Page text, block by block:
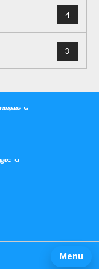
Menu
4
3